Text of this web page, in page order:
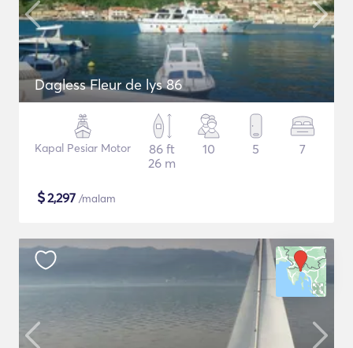
Dagless Fleur de lys 86
Kapal Pesiar Motor
86 ft
26 m
10 5 7
$2,297 /malam